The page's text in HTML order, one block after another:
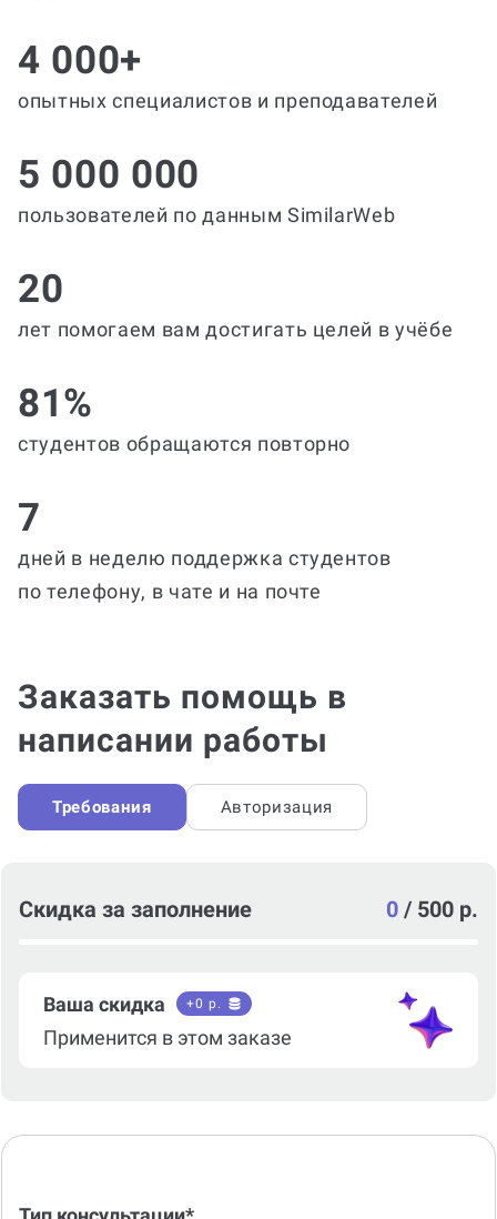
4 000+
опытных специалистов и преподавателей
5 000 000
пользователей по данным SimilarWeb
20
лет помогаем вам достигать целей в учёбе
81%
студентов обращаются повторно
7
дней в неделю поддержка студентов
по телефону, в чате и на почте
Заказать помощь в
написании работы
Требования Авторизация
Скидка за заполнение 0 / 500 р.
Ваша скидка +0 р.
Применится в этом заказе